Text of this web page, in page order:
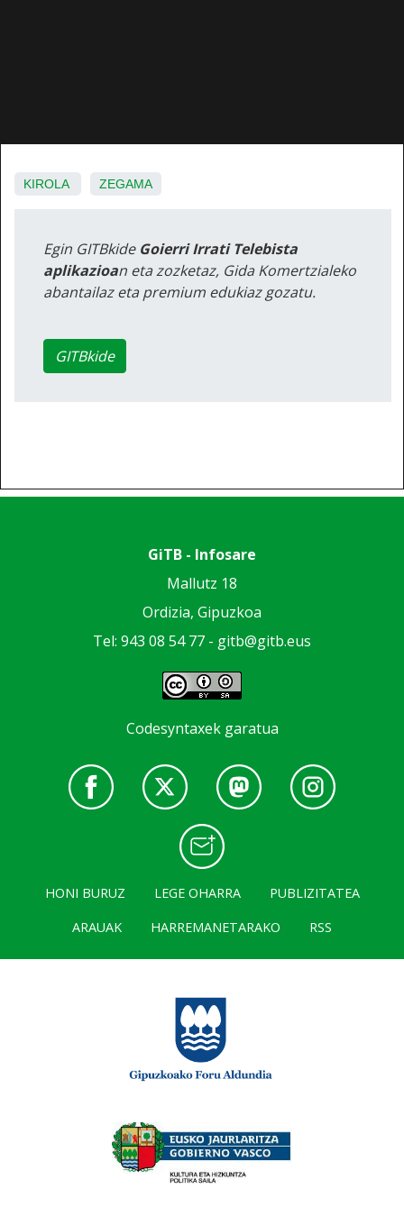
KIROLA ZEGAMA
Egin GITBkide Goierri Irrati Telebista
aplikazioan eta zozketaz, Gida Komertzialeko
abantailaz eta premium edukiaz gozatu.
GITBkide
GiTB - Infosare
Mallutz 18
Ordizia, Gipuzkoa
Tel: 943 08 54 77 - gitb@gitb.eus
Codesyntaxek garatua
HONI BURUZ LEGE OHARRA
PUBLIZITATEA
ARAUAK
HARREMANETARAKO RSS